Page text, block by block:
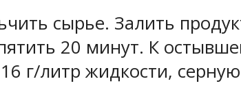
сырье. Залить
20 минут. К
г/литр жидкости,